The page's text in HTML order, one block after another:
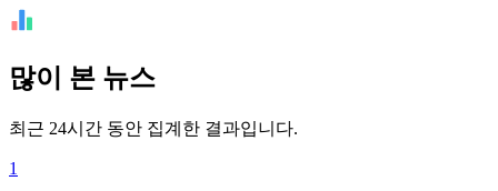
많이 본 뉴스
최근 24시간 동안 집계한 결과입니다.
1